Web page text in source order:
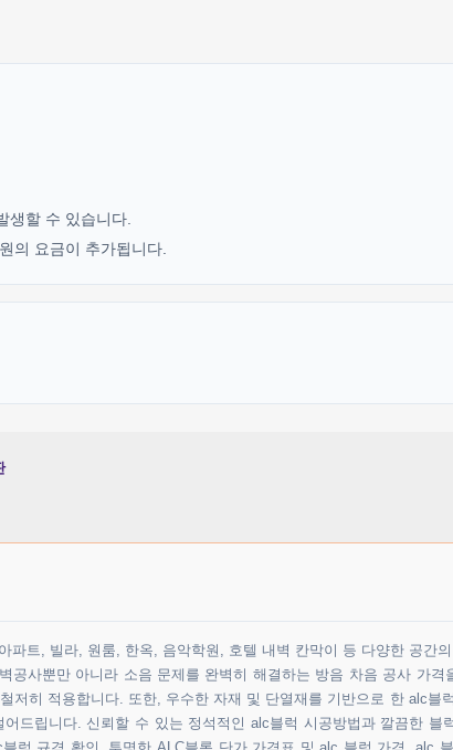
생할 수 있습니다.
의 요금이 추가됩니다.
트, 빌라, 원룸, 한옥, 음악학원, 호텔 내벽 칸막이 등 다양한 공간의
사뿐만 아니라 소음 문제를 완벽히 해결하는 방음 차음 공사 가
저히 적용합니다. 또한, 우수한 자재 및 단열재를 기반으로 한 alc블
드립니다. 신뢰할 수 있는 정석적인 alc블럭 시공방법과 깔끔한 블